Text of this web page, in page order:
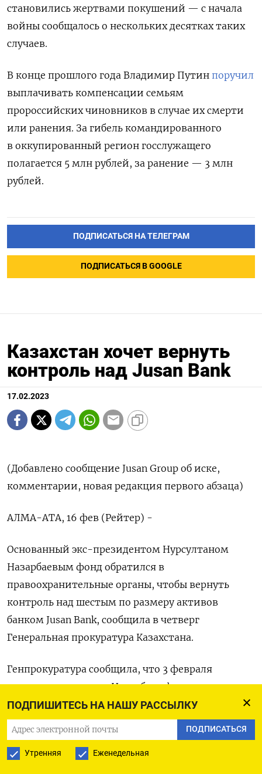
ПОДПИШИТЕСЬ НА НАШУ РАССЫЛКУ
ПОДПИСАТЬСЯ
Утренняя Еженедельная
становились жертвами покушений — с начала
войны сообщалось о нескольких десятках таких
случаев.
В конце прошлого года Владимир Путин поручил
выплачивать компенсации семьям
пророссийских чиновников в случае их смерти
или ранения. За гибель командированного
в оккупированный регион госслужащего
полагается 5 млн рублей, за ранение — 3 млн
рублей.
ПОДПИСАТЬСЯ НА ТЕЛЕГРАМ
ПОДПИСАТЬСЯ В GOOGLE
Казахстан хочет вернуть
контроль над Jusan Bank
17.02.2023
(Добавлено сообщение Jusan Group об иске,
комментарии, новая редакция первого абзаца)
АЛМА-АТА, 16 фев (Рейтер) -
Основанный экс-президентом Нурсултаном
Назарбаевым фонд обратился в
правоохранительные органы, чтобы вернуть
контроль над шестым по размеру активов
банком Jusan Bank, сообщила в четверг
Генеральная прокуратура Казахстана.
Генпрокуратура сообщила, что 3 февраля
получила заявление Назарбаев фонда, которым
руководит дочь бывшего президента Дарига
Назарбаева, «о принятии мер прокурорского
реагирования по факту противоправных
действий ряда субъектов, в результате которых